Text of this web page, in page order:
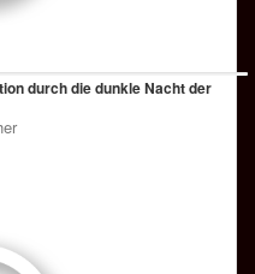
durch die dunkle Nacht der